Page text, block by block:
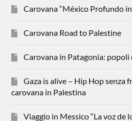
Carovana “México Profundo in
Carovana Road to Palestine
Carovana in Patagonia:
Gaza is alive – Hip Hop senza
carovana in Palestina
Viaggio in Messico “La voz de